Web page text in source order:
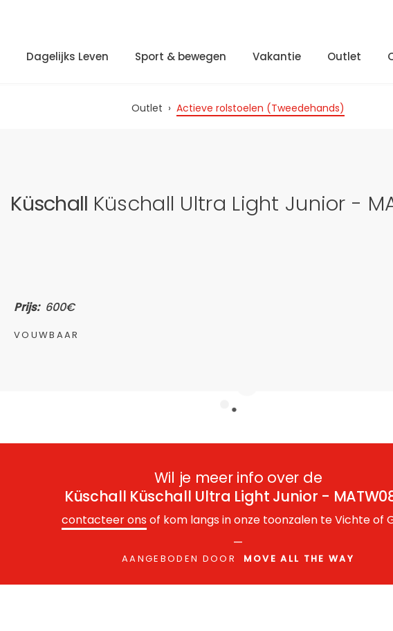
Dagelijks Leven Sport & bewegen Vakantie Outlet
Outlet › Actieve rolstoelen (Tweedehands)
Küschall Küschall Ultra Light Junior -
Prijs: 600€
VOUWBAAR
Wil je meer info over de
Küschall Küschall Ultra Light Junior -
contacteer ons of kom langs in onze toonzalen te Vichte of
—
AANGEBODEN DOOR MOVE ALL THE WAY